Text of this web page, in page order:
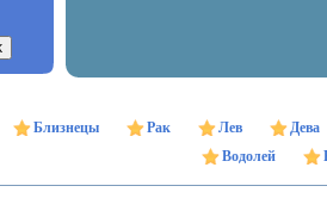
Близнецы Рак Лев Дева
Водолей